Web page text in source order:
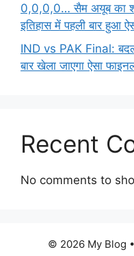
0,0,0,0… सैम अयूब का
इतिहास में पहली बार हुआ
IND vs PAK Final: बदल
बार खेला जाएगा ऐसा
Recent
No comments to
© 2026 My Blog